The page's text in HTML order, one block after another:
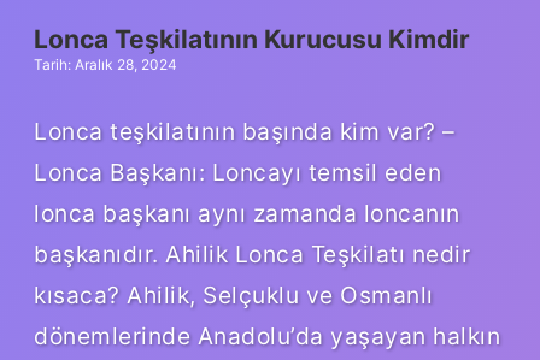
Lonca Teşkilatının Kurucusu Kimdir
Tarih: Aralık 28, 2024
Lonca teşkilatının başında kim var? –
Lonca Başkanı: Loncayı temsil eden
lonca başkanı aynı zamanda loncanın
başkanıdır. Ahilik Lonca Teşkilatı nedir
kısaca? Ahilik, Selçuklu ve Osmanlı
dönemlerinde Anadolu’da yaşayan halkın